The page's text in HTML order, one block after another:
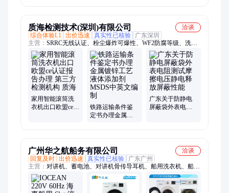
质海检测技术(深圳)有限公司
洽谈
综合体验L1 出价迅速 真实性已核验
广东深圳
主营： SRRC无线认证、粉尘爆炸可爆性、WF2防腐等级、洗衣
机、招投标报告、防腐等级检测认证、防腐等级测试、3D尺寸
测量、耐火阻燃等级检测、纸箱检测、粉尘爆炸测试、材料成分
分析
家用智能滚筒洗
衣机出口欧盟ce认
铁路运输条件鉴
定书办理金属镀
广东关于防静电
屏蔽袋外表电阻
广州华之航船务有限公司
洽谈
回复及时 出价迅速 真实性已核验
广东广州
主营： 对讲机、蓄电池、对讲机骨传导耳机、船用洗衣机、船用
电话机、船用空调、船用冰箱、船用干衣机